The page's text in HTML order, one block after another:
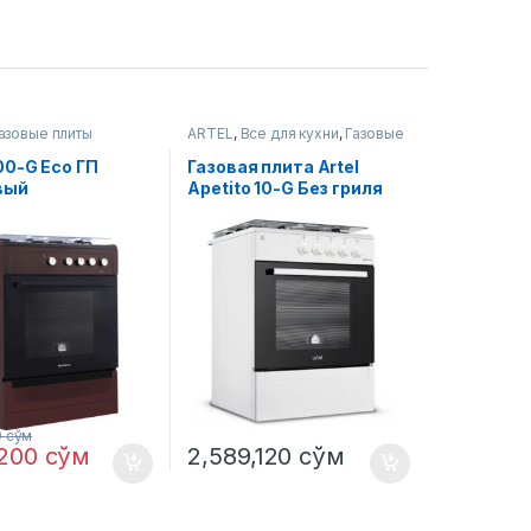
плиты
G Eco ГП
сўм
сўм
ARTEL, Все для кухни, Газовые
Газовая плита Artel
Apetito 10-G Без гриля
2,589,120 сўм